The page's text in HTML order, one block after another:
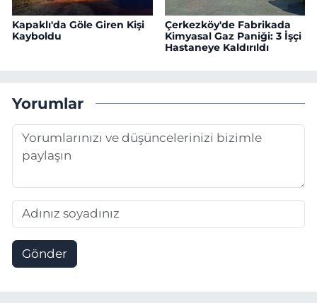
Kapaklı'da Göle Giren Kişi
Kayboldu
Çerkezköy'de Fabrikada
Kimyasal Gaz Paniği: 3 İşçi
Hastaneye Kaldırıldı
Yorumlar
Gönder